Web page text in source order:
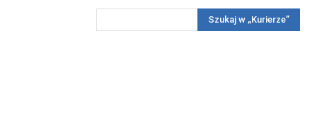
Reportaż KonkursyWięcej
Szukaj w „Kurierze”